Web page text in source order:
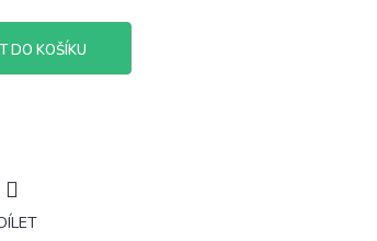
DO KOŠÍKU